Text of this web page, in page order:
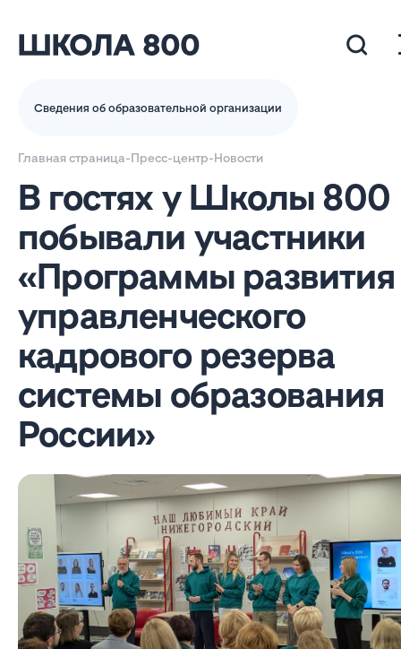
Сведения об образовательной организации
Главная страница-Пресс-центр-Новости
В гостях у Школы 800
побывали участники
«Программы развития
управленческого
кадрового резерва
системы образования
России»